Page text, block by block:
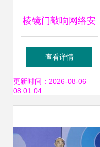
棱镜门敲响网络安
全警钟 国产软件迎
来发展契机
查看详情
更新时间：2026-08-06
08:01:04